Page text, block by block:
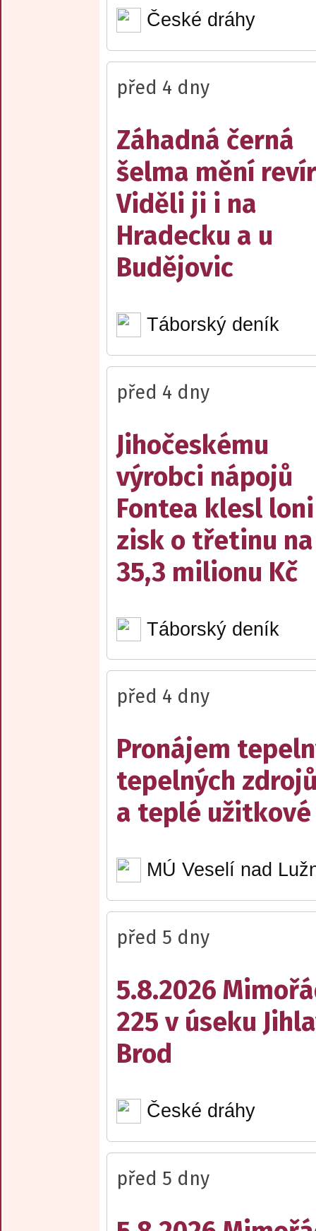
České dráhy
před 4 dny
Záhadná černá
šelma mění
Viděli ji i na
Hradecku a u
Budějovic
Táborský deník
před 4 dny
Jihočeskému
výrobci nápojů
Fontea klesl loni
zisk o třetinu na
35,3 milionu Kč
Táborský deník
před 4 dny
Pronájem
tepelných
a teplé užitkové
MÚ Veselí nad
před 5 dny
5.8.2026
225 v úseku
Brod
České dráhy
před 5 dny